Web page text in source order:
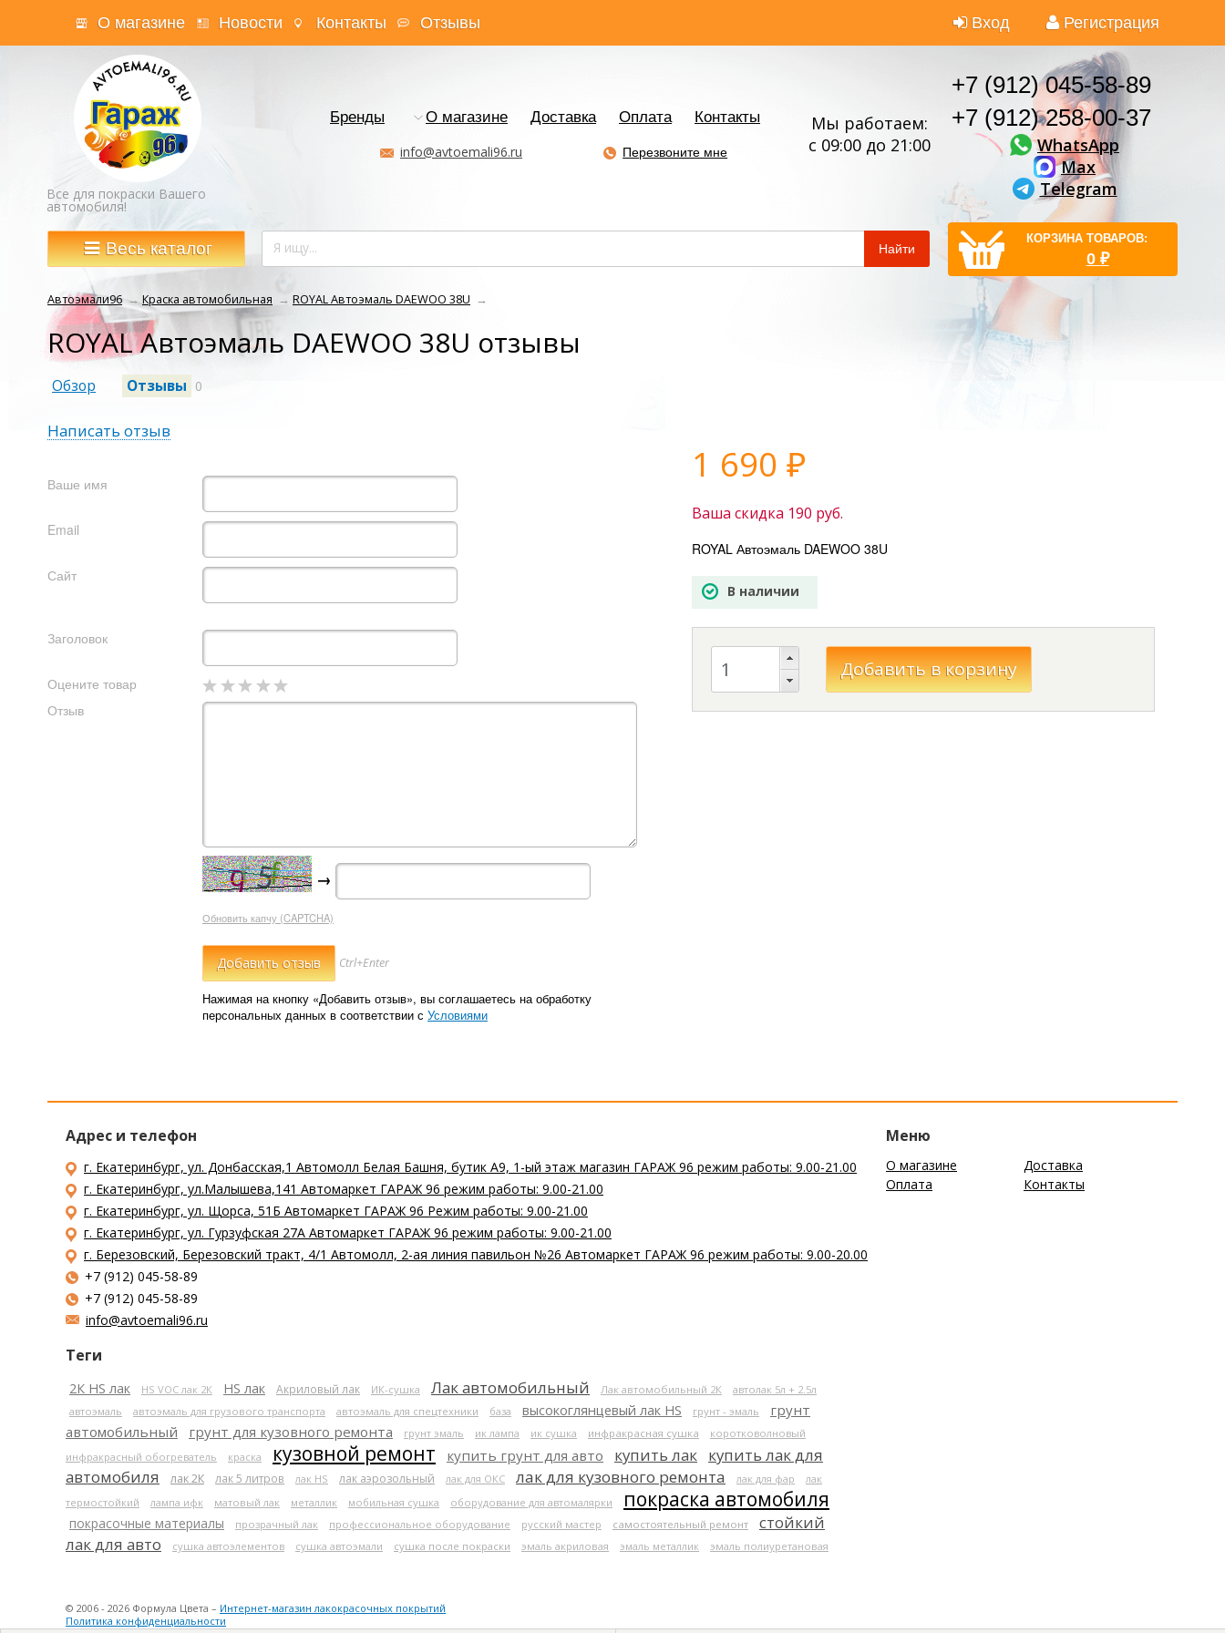
Вход Регистрация
О магазине Новости Контакты Отзывы
Все для покраски Вашего
автомобиля!
Бренды О магазине Доставка Оплата
Контакты
info@avtoemali96.ru
Перезвоните мне
Мы работаем:
с 09:00 до 21:00
+7 (912) 045-58-89
+7 (912) 258-00-37
WhatsApp
Max
Telegram
Весь каталог Найти
КОРЗИНА ТОВАРОВ:
0 ₽
Автоэмали96 →Краска автомобильная → ROYAL Автоэмаль DAEWOO 38U →
ROYAL Автоэмаль DAEWOO 38U отзывы
Обзор Отзывы 0
1 690 ₽
Ваша скидка 190 руб.
ROYAL Автоэмаль DAEWOO 38U
В наличии
Написать отзыв
Ваше имя
Email
Сайт
Заголовок
Оцените товар
Отзыв
→
Обновить капчу (CAPTCHA)
Ctrl+Enter
Нажимая на кнопку «Добавить отзыв», вы соглашаетесь на обработку
персональных данных в соответствии с Условиями
Адрес и телефон
г. Екатеринбург, ул. Донбасская,1 Автомолл Белая Башня, бутик А9, 1-ый этаж магазин ГАРАЖ 96 режим работы: 9.00-21.00
г. Екатеринбург, ул.Малышева,141 Автомаркет ГАРАЖ 96 режим работы: 9.00-21.00
г. Екатеринбург, ул. Щорса, 51Б Автомаркет ГАРАЖ 96 Режим работы: 9.00-21.00
г. Екатеринбург, ул. Гурзуфская 27А Автомаркет ГАРАЖ 96 режим работы: 9.00-21.00
г. Березовский, Березовский тракт, 4/1 Автомолл, 2-ая линия павильон №26 Автомаркет ГАРАЖ 96 режим работы: 9.00-20.00
+7 (912) 045-58-89
+7 (912) 045-58-89
info@avtoemali96.ru
Теги
2К HS лак HS VOC лак 2К HS лак Акриловый лак ИК-сушка Лак автомобильный Лак автомобильный 2К
автолак 5л + 2.5л
автоэмаль
автоэмаль для грузового транспорта автоэмаль для спецтехники база высокоглянцевый лак HS грунт - эмаль
грунт
автомобильный
грунт для кузовного ремонта грунт эмаль ик лампа ик сушка инфракрасная сушка
коротковолновый
инфракрасный обогреватель
краска кузовной ремонт купить грунт для авто купить лак купить лак для
автомобиля
лак 2К лак 5 литров лак HS лак аэрозольный лак для ОКС лак для кузовного ремонта лак для фар
лак
термостойкий
лампа ифк матовый лак металлик мобильная сушка оборудование для автомалярки покраска автомобиля
покрасочные материалы прозрачный лак профессиональное оборудование русский мастер самостоятельный ремонт
стойкий
лак для авто
сушка автоэлементов сушка автоэмали сушка после покраски эмаль акриловая эмаль металлик эмаль полиуретановая
Меню
О магазине
Доставка
Оплата
Контакты
© 2006 - 2026 Формула Цвета – Интернет-магазин лакокрасочных покрытий
Политика конфиденциальности